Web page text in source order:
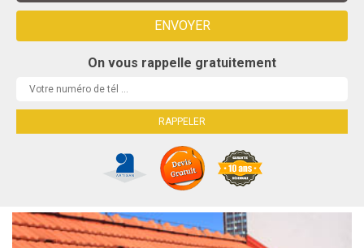
On vous rappelle gratuitement